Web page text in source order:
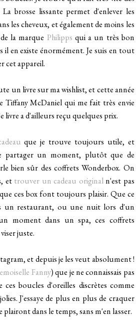
brosse lissante permet d'enlever les
les cheveux, et également de moins les
la marque Philipps qui a un très bon
en existe énormément. Je suis en tout
cet appareil.
un livre sur ma wishlist, et cette année
Tiffany McDaniel qui me fait très envie
livre a d'ailleurs reçu quelques prix.
que je trouve toujours utile, et
partager un moment, plutôt que de
bien sûr des coffrets Wonderbox. On
et trouver un cadeau originaln'est pas
que ces box font toujours plaisir. Que ce
un restaurant, ou une nuit lors d'un
moment dans un spa, ces coffrets
juste.
et depuis je les veut absolument !
Fanny) que je ne connaissais pas
boucles d'oreilles discrètes comme
J'essaye de plus en plus de craquer
dans le temps, sans m'en lasser.